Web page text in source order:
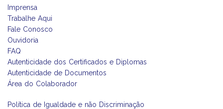
Imprensa
Trabalhe Aqui
Fale Conosco
Ouvidoria
FAQ
Autenticidade dos Certificados e Diplomas
Autenticidade de Documentos
Área do Colaborador
Política de Igualdade e não Discriminação